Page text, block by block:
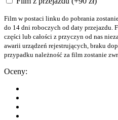
Film w postaci linku do pobrania
do 14 dni roboczych od daty przejazdu.
części lub całości z przyczyn od nas
awarii urządzeń rejestrujących, braku
przypadku należność za film zostanie
Oceny: